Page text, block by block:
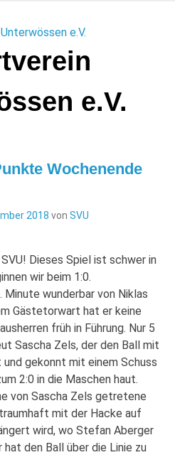
e.V.
Wochenende
2018 von SVU
Dieses Spiel ist schwer in
wir beim 1:0.
Minute wunderbar von Niklas
Gästetorwart hat er keine
früh in Führung. Nur 5
Sascha Zels, der den Ball mit
gekonnt mit einem Schuss
2:0 in die Maschen haut.
von Sascha Zels getretene
mit der Hacke auf
wird, wo Stefan Aberger
den Ball über die Linie zu